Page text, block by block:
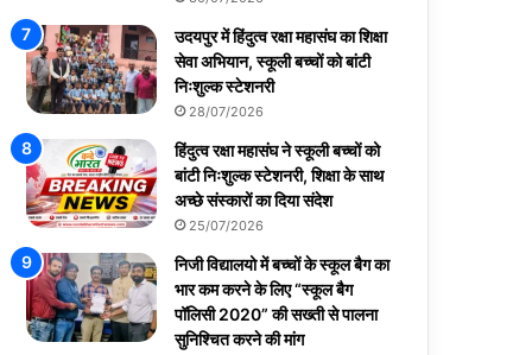
उदयपुर में हिंदुत्व रक्षा महासंघ का शिक्षा
सेवा अभियान, स्कूली बच्चों को बांटी
निःशुल्क स्टेशनरी
28/07/2026
हिंदुत्व रक्षा महासंघ ने स्कूली बच्चों को
बांटी निःशुल्क स्टेशनरी, शिक्षा के साथ
अच्छे संस्कारों का दिया संदेश
25/07/2026
निजी विद्यालयो में बच्चों के स्कूल बैग का
भार कम करने के लिए “स्कूल बैग
पॉलिसी 2020” की सख्ती से पालना
सुनिश्चित करने की मांग